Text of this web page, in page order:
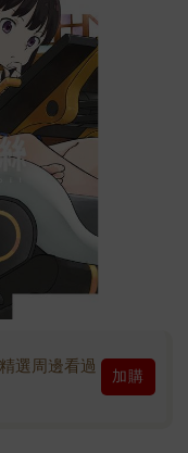
選周邊看過
加購